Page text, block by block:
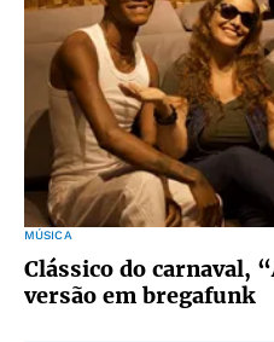
MÚSICA
Clássico do carnaval,
versão em bregafunk